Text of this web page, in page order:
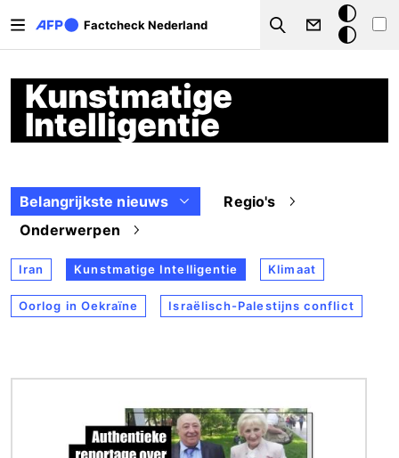
Factcheck Nederland
Search
Donkere
modus
Kunstmatige
Intelligentie
Belangrijkste nieuws
Regio's
Onderwerpen
Iran Kunstmatige Intelligentie Klimaat
Oorlog in Oekraïne Israëlisch-Palestijns conflict